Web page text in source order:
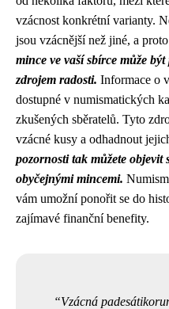
vzácnost konkrétní varianty.
jsou vzácnější než jiné, a
mince ve vaší sbírce může
zdrojem radosti. Informace o
dostupné v numismatických
zkušených sběratelů. Tyto
vzácné kusy a odhadnout
pozornosti tak můžete
obyčejnými mincemi.
vám umožní ponořit se do
zajímavé finanční benefity.
Vzácná